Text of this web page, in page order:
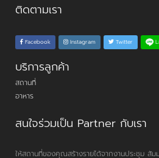
ติดตามเรา
Facebook Instagram Twitter
บริการลูกค้า
สถานที่
อาหาร
สนใจร่วมเป็น Partner กับเรา
ให้สถานที่ของคุณสร้างรายได้จากงานประชุม สั